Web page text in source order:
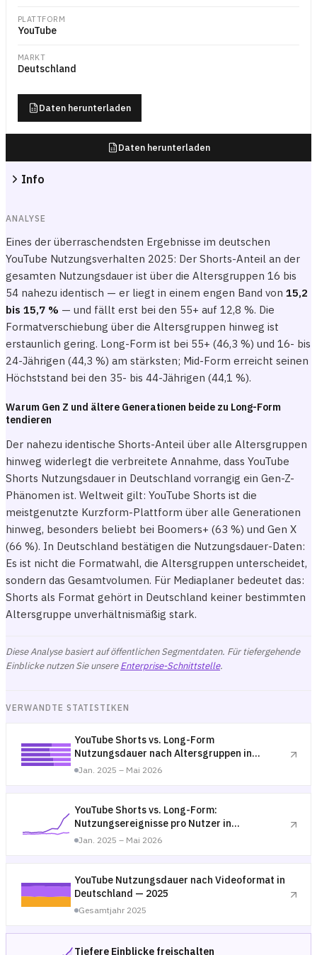
PLATTFORM
YouTube
MARKT
Deutschland
Daten herunterladen
Daten herunterladen
Info
ANALYSE
Eines der überraschendsten Ergebnisse im deutschen
YouTube Nutzungsverhalten 2025: Der Shorts-Anteil an der
gesamten Nutzungsdauer ist über die Altersgruppen 16 bis
54 nahezu identisch — er liegt in einem engen Band von 15,2
bis 15,7 % — und fällt erst bei den 55+ auf 12,8 %. Die
Formatverschiebung über die Altersgruppen hinweg ist
erstaunlich gering. Long-Form ist bei 55+ (46,3 %) und 16- bis
24-Jährigen (44,3 %) am stärksten; Mid-Form erreicht seinen
Höchststand bei den 35- bis 44-Jährigen (44,1 %).
Warum Gen Z und ältere Generationen beide zu Long-Form
tendieren
Der nahezu identische Shorts-Anteil über alle Altersgruppen
hinweg widerlegt die verbreitete Annahme, dass YouTube
Shorts Nutzungsdauer in Deutschland vorrangig ein Gen-Z-
Phänomen ist. Weltweit gilt: YouTube Shorts ist die
meistgenutzte Kurzform-Plattform über alle Generationen
hinweg, besonders beliebt bei Boomers+ (63 %) und Gen X
(66 %). In Deutschland bestätigen die Nutzungsdauer-Daten:
Es ist nicht die Formatwahl, die Altersgruppen unterscheidet,
sondern das Gesamtvolumen. Für Mediaplaner bedeutet das:
Shorts als Format gehört in Deutschland keiner bestimmten
Altersgruppe unverhältnismäßig stark.
Diese Analyse basiert auf öffentlichen Segmentdaten. Für tiefergehende
Einblicke nutzen Sie unsereEnterprise-Schnittstelle.
VERWANDTE STATISTIKEN
YouTube Shorts vs. Long-Form
Nutzungsdauer nach Altersgruppen in
Deutschland — 2025–2026
Jan. 2025 – Mai 2026
YouTube Shorts vs. Long-Form:
Nutzungsereignisse pro Nutzer in
Deutschland — Januar 2025 bis Mai 2026
Jan. 2025 – Mai 2026
YouTube Nutzungsdauer nach Videoformat in
Deutschland — 2025
Gesamtjahr 2025
Tiefere Einblicke freischalten